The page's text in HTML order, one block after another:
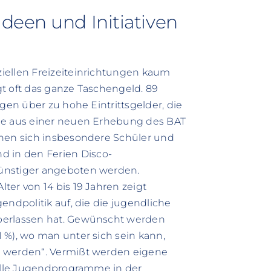
und Initiativen
Freizeiteinrichtungen kaum
das ganze Taschengeld. 89
über zu hohe Eintrittsgelder, die
aus einer neuen Erhebung des BAT
sich insbesondere Schüler und
in den Ferien Disco-
angeboten werden.
von 14 bis 19 Jahren zeigt
auf, die die jugendliche
hat. Gewünscht werden
wo man unter sich sein kann,
Vermißt werden eigene
Jugendprogramme in der